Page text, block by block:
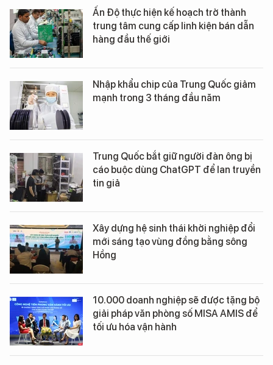
Ấn Độ thực hiện kế hoạch trở thành
trung tâm cung cấp linh kiện bán dẫn
hàng đầu thế giới
Nhập khẩu chip của Trung Quốc giảm
mạnh trong 3 tháng đầu năm
Trung Quốc bắt giữ người đàn ông bị
cáo buộc dùng ChatGPT để lan truyền
tin giả
Xây dựng hệ sinh thái khởi nghiệp đổi
mới sáng tạo vùng đồng bằng sông
Hồng
10.000 doanh nghiệp sẽ được tặng bộ
giải pháp văn phòng số MISA AMIS để
tối ưu hóa vận hành